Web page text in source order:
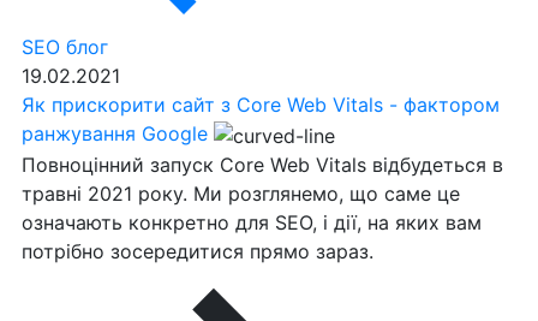
SEO блог
19.02.2021
Як прискорити сайт з Core Web Vitals - фактором
ранжування Google
Повноцінний запуск Core Web Vitals відбудеться в
травні 2021 року. Ми розглянемо, що саме це
означають конкретно для SEO, і дії, на яких вам
потрібно зосередитися прямо зараз.